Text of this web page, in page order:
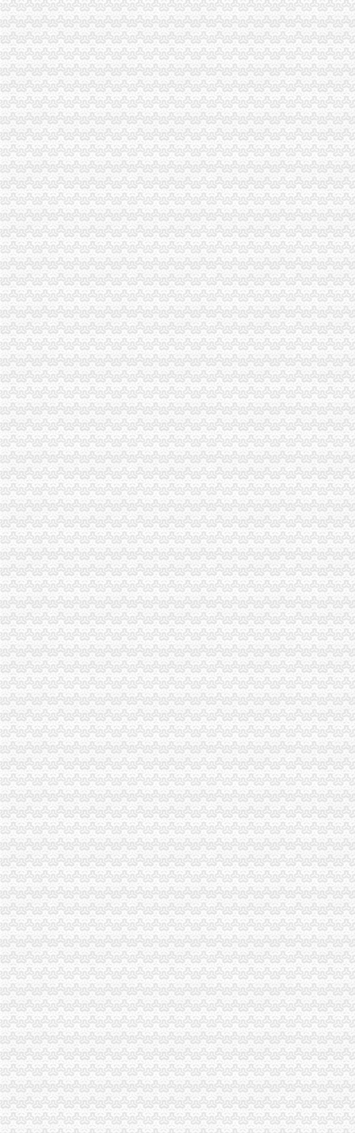
市局发布红盾示信息：重庆代办营业执照2006年方便面质量监测合格率88.0%
巫山局“四突出”渝中区代办营业执照开展注册登记培训
石柱局重庆代办公司南宾所积造光工商所
涪陵局渝中区工商代办理商业贿赂突破五道难题
高新区局重庆代办营业执照四项措施全力投入旱救灾工作
大渡口局突出“三个重点”重庆代办公司严把暑天食品安全关
璧山县营经济发展呈现三个点
奉节局重庆代办营业执照采取四项措施严查食品安全
市重庆代办公司委学习整改活动督查组到市局督查调研
市重庆代办营业执照局积改进12315指挥调度中心申诉举报功能
梁平局重庆代办营业执照五项制度确保维权工作到位
市重庆代办营业执照局全力以赴抓紧食品安全集中检查工作
高新园局渝中区工商代办高温战酷暑为企业提供优质服务
经开园局重庆代办营业执照积开展废旧回收行业专项整
郭翔副局长主持召开全市重庆代办公司煤矿企业整合注册登记工作会
大足局渝中区工商代办干部职工舍去双休日全力投入旱救灾工作
李晞朦副局渝中区工商代办长到大足局检查指导工作
高新园局渝中区工商代办积采取措施支持库区移民工再就业
巴南局重庆代办营业执照四明确积推进经纪执业人员备案管理
丰都局重庆代办营业执照旱救灾树良好形象
郭翔副局渝中区代办公司长到江津局调研
南川局重庆代办营业执照积参加森林灭火
万州局化合同业务培训促“转型”渝中区工商代办
巫山县工商局重庆代办公司六项措施保障食品消费安全
荣昌县工商局渝中区代办营业执照制定出台网上数据任务效能考核办法
万盛区全体人大领导到万盛区工商分局重庆代办公司检查工作
郭翔、渝中区代办公司李晞朦副局长为九龙园区企业现场出谋划策
大足县工商局渝中区代办公司就农村经纪人现状提出发展对策
黔江区工商分局创四大平台支持农村“双建工程”重庆代办营业执照
城口县工商局渝中区代办营业执照采取四条措施构筑食品安全监管
巴南区工商分局渝中区工商代办创办《商品质量检测通报》
大足县工商局渝中区代办公司从六个方面提高基层监管执法人员办案水平
南岸区工商分局重庆代办公司积发挥职能作用投身旱救灾工作
市工商局与市消委共同开展“诚信兴商宣月”重庆代办公司活动
万州工商局重庆代办营业执照从五个方面入手加经检办案工作
北碚区工商分局提出工商部门在发展农村经纪人工作中应发挥“三个作用”渝中